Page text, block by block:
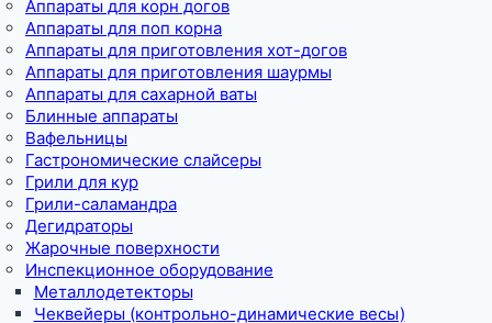
Аппараты для корн догов
Аппараты для поп корна
Аппараты для приготовления хот-догов
Аппараты для приготовления шаурмы
Аппараты для сахарной ваты
Блинные аппараты
Вафельницы
Гастрономические слайсеры
Грили для кур
Грили-саламандра
Дегидраторы
Жарочные поверхности
Инспекционное оборудование
Металлодетекторы
Чеквейеры (контрольно-динамические весы)